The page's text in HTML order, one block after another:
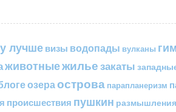
лучше визы водопады вулканы
животныежильезакаты
озераострова парапланеризм
происшествия пушкин размышления